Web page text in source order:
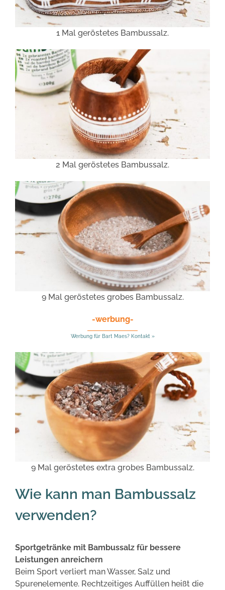
1 Mal geröstetes Bambussalz.
2 Mal geröstetes Bambussalz.
9 Mal geröstetes grobes Bambussalz.
-werbung-
Werbung für Bart Maes? Kontakt »
9 Mal geröstetes extra grobes Bambussalz.
Wie kann man Bambussalz
verwenden?
Sportgetränke mit Bambussalz für bessere
Leistungen anreichern
Beim Sport verliert man Wasser, Salz und
Spurenelemente. Rechtzeitiges Auffüllen heißt die